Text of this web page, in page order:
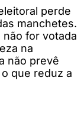
perde
manchetes.
não for votada
na
não prevê
que reduz a